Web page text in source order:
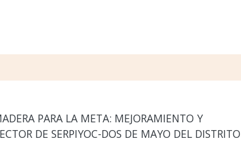
PARA LA META: MEJORAMIENTO Y
DE SERPIYOC-DOS DE MAYO DEL DISTRITO